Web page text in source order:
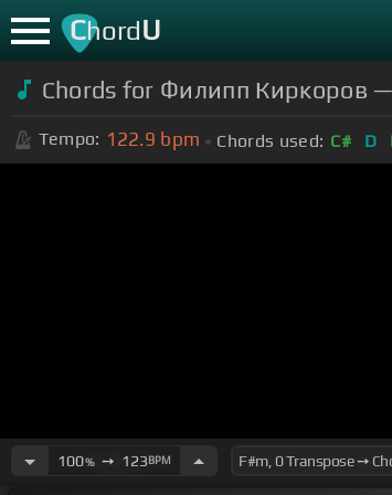
ChordU
Chords for Филипп Киркоров
Tempo: 122.9 bpm Chords used: C# D
100%➙ 123BPM